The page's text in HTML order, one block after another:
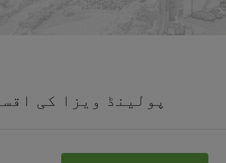
پولینڈ ویزا کی